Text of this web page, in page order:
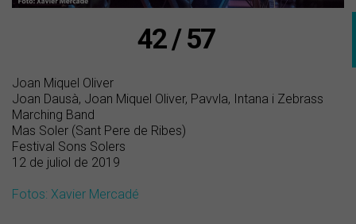
42 / 57
Joan Miquel Oliver
Joan Dausà, Joan Miquel Oliver, Pavvla, Intana i Zebrass
Marching Band
Mas Soler (Sant Pere de Ribes)
Festival Sons Solers
12 de juliol de 2019
Fotos: Xavier Mercadé